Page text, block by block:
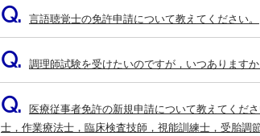
Q. 言語聴覚士の免許申請について教えてください。
Q. 調理師試験を受けたいのですが，いつありますか
Q.
医療従事者免許の新規申請について教えてくだ
士，作業療法士，臨床検査技師，視能訓練士，受胎調